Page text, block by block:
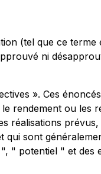
(tel que ce
ni
». Ces
rendement ou les
réalisations
sont
" et des